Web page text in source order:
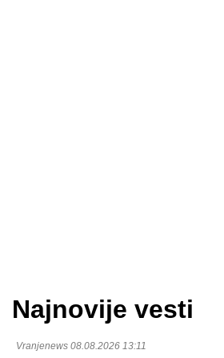
Najnovije vesti
Vranjenews 08.08.2026 13:11